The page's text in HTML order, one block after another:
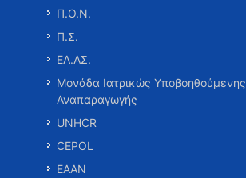
Π.Ο.Ν.
Π.Σ.
ΕΛ.ΑΣ.
Μονάδα Ιατρικώς Υποβοηθούμενης
Αναπαραγωγής
UNHCR
CEPOL
ΕΑΑΝ